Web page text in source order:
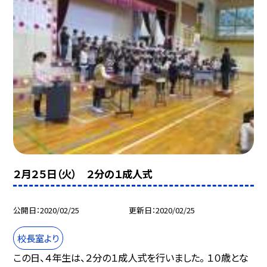
２月２５日（火） ２分の１成人式
公開日 2020/02/25 更新日 2020/02/25
校長室より
この日、４年生は、２分の１成人式を行いました。 １０歳とな